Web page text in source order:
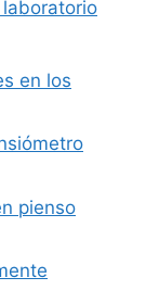
en los
pienso